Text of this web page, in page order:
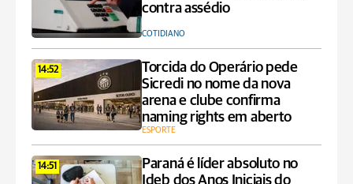
contra assédio
COTIDIANO
14:52
Torcida do Operário pede
Sicredi no nome da nova
arena e clube confirma
naming rights em aberto
ESPORTE
14:51
Paraná é líder absoluto no
Ideb dos Anos Iniciais do